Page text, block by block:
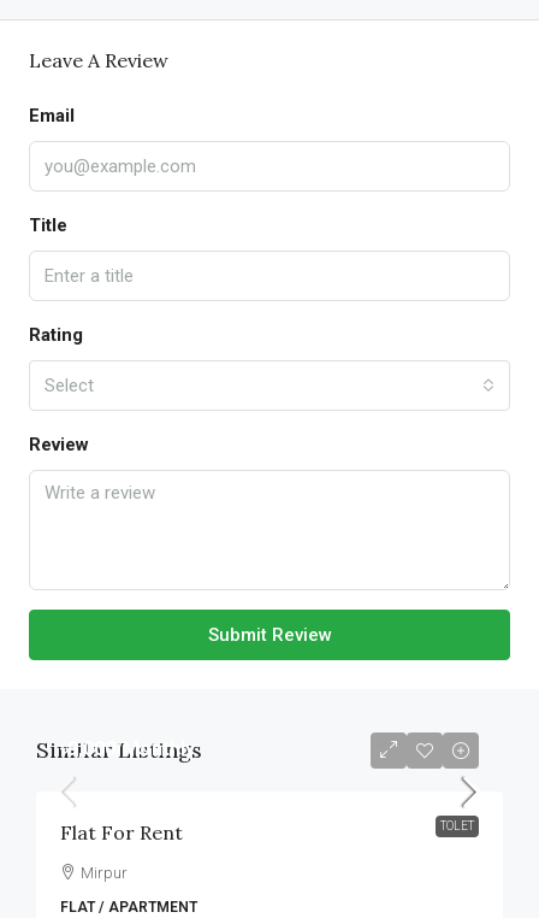
Leave A Review
Email
Title
Rating
Select
Review
Submit Review
Similar Listings
TOLET
৳9,000 /Monthly
Flat For Rent
Mirpur
FLAT / APARTMENT